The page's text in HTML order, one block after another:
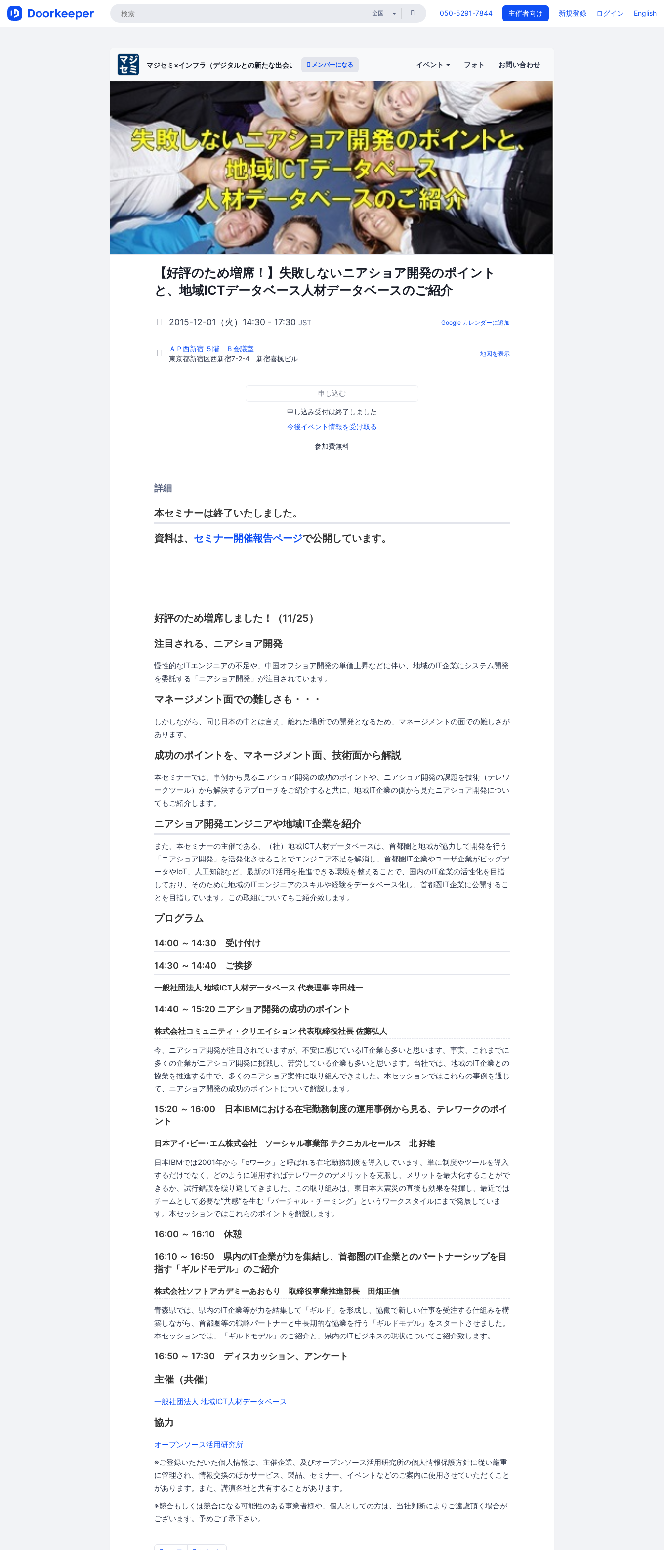
050-5291-7844 主催者向け 新規登録 ログイン English
マジセミ×インフラ（デジタルとの新たな出会いと体験）メンバーになる イベント フォト お問い合わせ
【好評のため増席！】失敗しないニアショア開発のポイント
と、地域ICTデータベース人材データベースのご紹介
2015-12-01（火）14:30 - 17:30 JST Google カレンダーに追加
ＡＰ西新宿 ５階 Ｂ会議室
東京都新宿区西新宿7-2-4 新宿喜楓ビル
地図を表示
申し込む
申し込み受付は終了しました
今後イベント情報を受け取る
参加費無料
詳細
本セミナーは終了いたしました。
資料は、 セミナー開催報告ページで公開しています。
好評のため増席しました！（11/25）
注目される、ニアショア開発
慢性的なITエンジニアの不足や、中国オフショア開発の単価上昇などに伴い、地域のIT企業にシステム開発
を委託する「ニアショア開発」が注目されています。
マネージメント面での難しさも・・・
しかしながら、同じ日本の中とは言え、離れた場所での開発となるため、マネージメントの面での難しさが
あります。
成功のポイントを、マネージメント面、技術面から解説
本セミナーでは、事例から見るニアショア開発の成功のポイントや、ニアショア開発の課題を技術（テレワ
ークツール）から解決するアプローチをご紹介すると共に、地域IT企業の側から見たニアショア開発につい
てもご紹介します。
ニアショア開発エンジニアや地域IT企業を紹介
また、本セミナーの主催である、（社）地域ICT人材データベースは、首都圏と地域が協力して開発を行う
「ニアショア開発」を活発化させることでエンジニア不足を解消し、首都圏IT企業やユーザ企業がビッグデ
ータやIoT、人工知能など、最新のIT活用を推進できる環境を整えることで、国内のIT産業の活性化を目指
しており、そのために地域のITエンジニアのスキルや経験をデータベース化し、首都圏IT企業に公開するこ
とを目指しています。この取組についてもご紹介致します。
プログラム
14:00 ～ 14:30 受け付け
14:30 ～ 14:40 ご挨拶
一般社団法人 地域ICT人材データベース 代表理事 寺田雄一
14:40 ～ 15:20 ニアショア開発の成功のポイント
株式会社コミュニティ・クリエイション 代表取締役社長 佐藤弘人
今、ニアショア開発が注目されていますが、不安に感じているIT企業も多いと思います。事実、これまでに
多くの企業がニアショア開発に挑戦し、苦労している企業も多いと思います。当社では、地域のIT企業との
協業を推進する中で、多くのニアショア案件に取り組んできました。本セッションではこれらの事例を通じ
て、ニアショア開発の成功のポイントについて解説します。
15:20 ～ 16:00 日本IBMにおける在宅勤務制度の運用事例から見る、テレワークのポイ
ント
日本アイ･ビー･エム株式会社 ソーシャル事業部 テクニカルセールス 北 好雄
日本IBMでは2001年から「eワーク」と呼ばれる在宅勤務制度を導入しています。単に制度やツールを導入
するだけでなく、どのように運用すればテレワークのデメリットを克服し、メリットを最大化することがで
きるか、試行錯誤を繰り返してきました。この取り組みは、東日本大震災の直後も効果を発揮し、最近では
チームとして必要な”共感”を生む「バーチャル・チーミング」というワークスタイルにまで発展していま
す。本セッションではこれらのポイントを解説します。
16:00 ～ 16:10 休憩
16:10 ～ 16:50 県内のIT企業が力を集結し、首都圏のIT企業とのパートナーシップを目
指す「ギルドモデル」のご紹介
株式会社ソフトアカデミーあおもり 取締役事業推進部長 田畑正信
青森県では、県内のIT企業等が力を結集して「ギルド」を形成し、協働で新しい仕事を受注する仕組みを構
築しながら、首都圏等の戦略パートナーと中長期的な協業を行う「ギルドモデル」をスタートさせました。
本セッションでは、「ギルドモデル」のご紹介と、県内のITビジネスの現状についてご紹介致します。
16:50 ～ 17:30 ディスカッション、アンケート
主催（共催）
一般社団法人 地域ICT人材データベース
協力
オープンソース活用研究所
※ご登録いただいた個人情報は、主催企業、及びオープンソース活用研究所の個人情報保護方針に従い厳重
に管理され、情報交換のほかサービス、製品、セミナー、イベントなどのご案内に使用させていただくこと
があります。また、講演各社と共有することがあります。
※競合もしくは競合になる可能性のある事業者様や、個人としての方は、当社判断によりご遠慮頂く場合が
ございます。予めご了承下さい。